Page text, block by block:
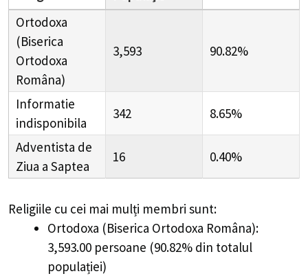
Ortodoxa
(Biserica
Ortodoxa
Româna)
3,593 90.82%
Informatie
indisponibila
342 8.65%
Adventista de
Ziua a Saptea
16 0.40%
Religiile cu cei mai mulți membri sunt:
Ortodoxa (Biserica Ortodoxa Româna):
3,593.00 persoane (90.82% din totalul
populației)